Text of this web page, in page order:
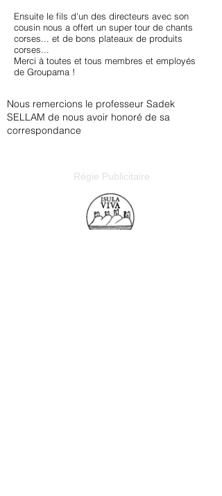
Ensuite le fils d'un des directeurs avec son
cousin nous a offert un super tour de chants
corses... et de bons plateaux de produits
corses...
Merci à toutes et tous membres et employés
de Groupama !
Nous remercions le professeur Sadek
SELLAM de nous avoir honoré de sa
correspondance
Régie Publicitaire